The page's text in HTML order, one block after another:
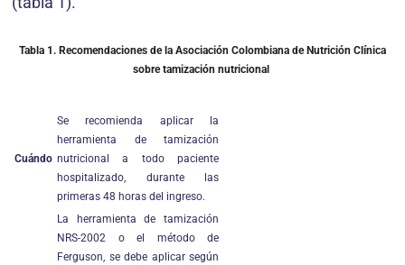
Tabla 1. Recomendaciones de la Asociación Colombiana de Nutrición Clínica
sobre tamización nutricional
Cuándo
Se recomienda aplicar la
herramienta de tamización
nutricional a todo paciente
hospitalizado, durante las
primeras 48 horas del ingreso.
La herramienta de tamización
NRS-2002 o el método de
Ferguson, se debe aplicar según